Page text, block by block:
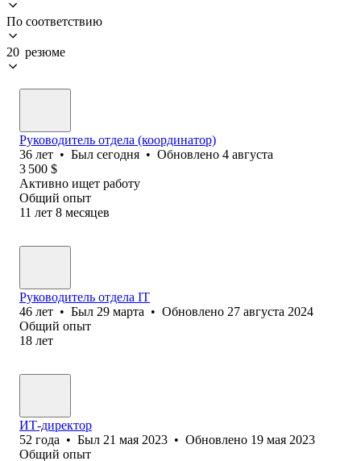
По соответствию
20 резюме
Руководитель отдела (координатор)
36 лет • Был сегодня • Обновлено 4 августа
3 500 $
Активно ищет работу
Общий опыт
11 лет 8 месяцев
Руководитель отдела IT
46 лет • Был 29 марта • Обновлено 27 августа 2024
Общий опыт
18 лет
ИТ-директор
52 года • Был 21 мая 2023 • Обновлено 19 мая 2023
Общий опыт